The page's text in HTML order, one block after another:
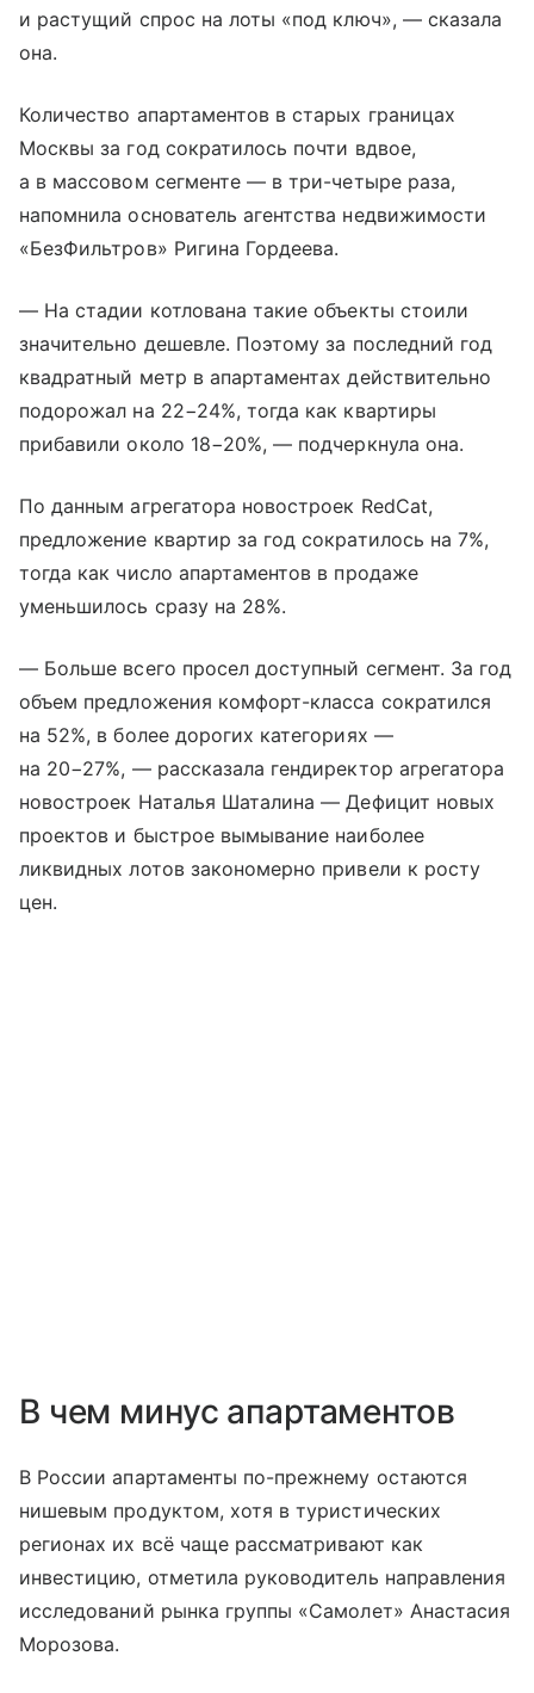
и растущий спрос на лоты «под ключ», — сказала
она.
Количество апартаментов в старых границах
Москвы за год сократилось почти вдвое,
а в массовом сегменте — в три-четыре раза,
напомнила основатель агентства недвижимости
«БезФильтров» Ригина Гордеева.
— На стадии котлована такие объекты стоили
значительно дешевле. Поэтому за последний год
квадратный метр в апартаментах действительно
подорожал на 22−24%, тогда как квартиры
прибавили около 18−20%, — подчеркнула она.
По данным агрегатора новостроек RedCat,
предложение квартир за год сократилось на 7%,
тогда как число апартаментов в продаже
уменьшилось сразу на 28%.
— Больше всего просел доступный сегмент. За год
объем предложения комфорт-класса сократился
на 52%, в более дорогих категориях —
на 20−27%, — рассказала гендиректор агрегатора
новостроек Наталья Шаталина — Дефицит новых
проектов и быстрое вымывание наиболее
ликвидных лотов закономерно привели к росту
цен.
В чем минус апартаментов
В России апартаменты по-прежнему остаются
нишевым продуктом, хотя в туристических
регионах их всё чаще рассматривают как
инвестицию, отметила руководитель направления
исследований рынка группы «Самолет» Анастасия
Морозова.